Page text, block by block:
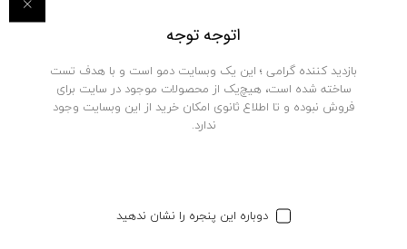
برای ارتباط با ما با شماره زیر تماس حاصل فرمایید
09121234567
اتوجه توجه
بازدید کننده گرامی ؛ این یک وبسایت دمو است و با هدف تست
ساخته شده است، هیچ‌یک از محصولات موجود در سایت برای
فروش نبوده و تا اطلاع ثانوی امکان خرید از این وبسایت وجود
ندارد.
دوباره این پنجره را نشان ندهید